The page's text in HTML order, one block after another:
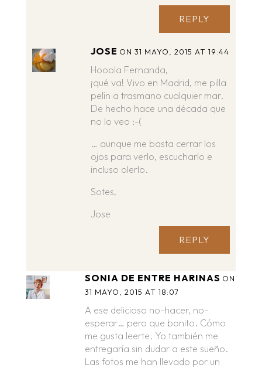
REPLY
JOSE ON 31 MAYO, 2015 AT 19:44
Hooola Fernanda,
¡qué va! Vivo en Madrid, me pilla
pelín a trasmano cualquier mar.
De hecho hace una década que
no lo veo :-(
… aunque me basta cerrar los
ojos para verlo, escucharlo e
incluso olerlo.
Sotes,
Jose
REPLY
SONIA DE ENTRE HARINAS ON
31 MAYO, 2015 AT 18:07
A ese delicioso no-hacer, no-
esperar… pero que bonito. Cómo
me gusta leerte. Yo también me
entregaría sin dudar a este sueño.
Las fotos me han llevado por un